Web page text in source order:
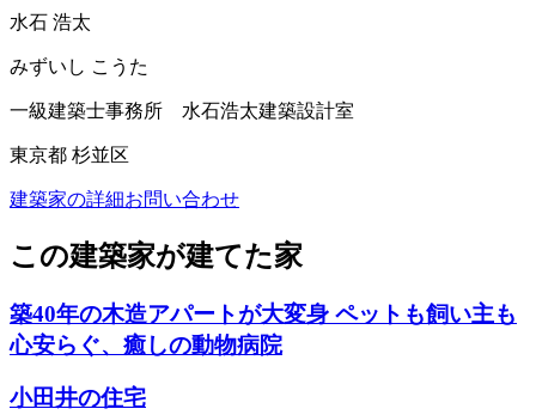
水石 浩太
みずいし こうた
一級建築士事務所 水石浩太建築設計室
東京都 杉並区
建築家の詳細お問い合わせ
この建築家が建てた家
築40年の木造アパートが大変身 ペットも飼い主も
心安らぐ、癒しの動物病院
小田井の住宅